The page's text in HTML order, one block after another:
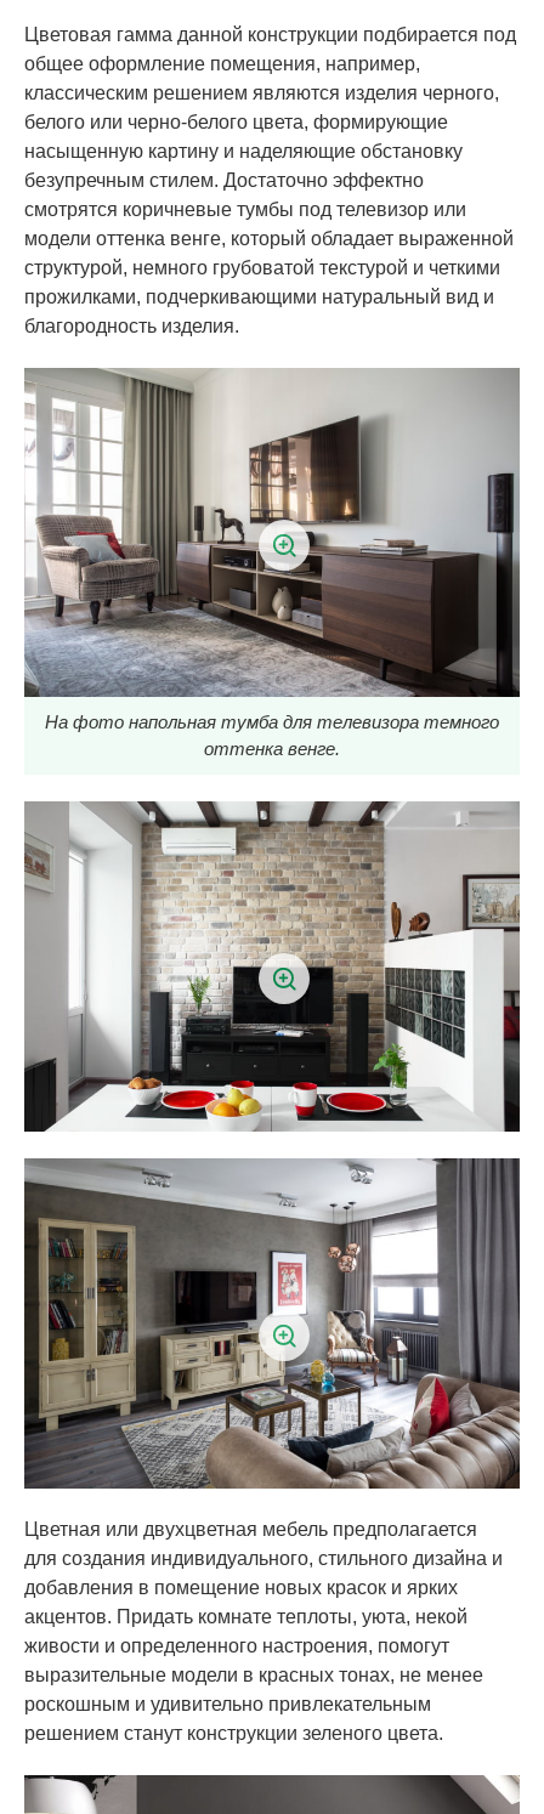
Цветовая гамма данной конструкции подбирается под
общее оформление помещения, например,
классическим решением являются изделия черного,
белого или черно-белого цвета, формирующие
насыщенную картину и наделяющие обстановку
безупречным стилем. Достаточно эффектно
смотрятся коричневые тумбы под телевизор или
модели оттенка венге, который обладает выраженной
структурой, немного грубоватой текстурой и четкими
прожилками, подчеркивающими натуральный вид и
благородность изделия.
На фото напольная тумба для телевизора темного
оттенка венге.
Цветная или двухцветная мебель предполагается
для создания индивидуального, стильного дизайна и
добавления в помещение новых красок и ярких
акцентов. Придать комнате теплоты, уюта, некой
живости и определенного настроения, помогут
выразительные модели в красных тонах, не менее
роскошным и удивительно привлекательным
решением станут конструкции зеленого цвета.